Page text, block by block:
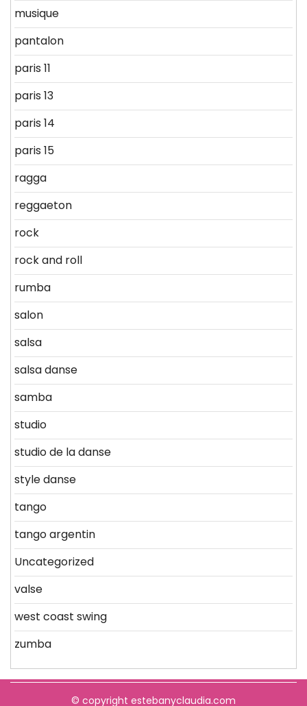
musique
pantalon
paris 11
paris 13
paris 14
paris 15
ragga
reggaeton
rock
rock and roll
rumba
salon
salsa
salsa danse
samba
studio
studio de la danse
style danse
tango
tango argentin
Uncategorized
valse
west coast swing
zumba
© copyright estebanyclaudia.com